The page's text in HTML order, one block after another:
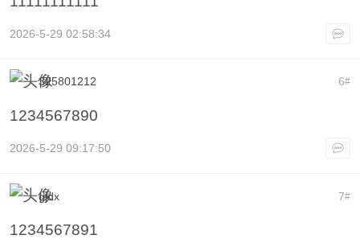
2026-5-29 02:58:34
6#
325801212
1234567890
2026-5-29 09:17:50
7#
gjdx
1234567891